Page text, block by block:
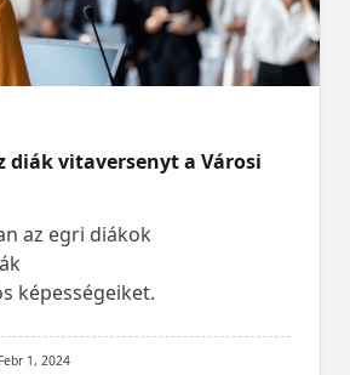
diák vitaversenyt a Városi
az egri diákok
képességeiket.
Febr 1, 2024